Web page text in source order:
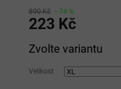
890 Kč –74 %
223 Kč
cena:
Zvolte variantu
Velikost